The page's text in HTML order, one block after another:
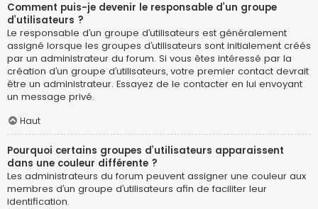
Comment puis-je devenir le responsable d’un groupe
d’utilisateurs ?
Le responsable d’un groupe d’utilisateurs est généralement
assigné lorsque les groupes d’utilisateurs sont initialement créés
par un administrateur du forum. Si vous êtes intéressé par la
création d’un groupe d’utilisateurs, votre premier contact devrait
être un administrateur. Essayez de le contacter en lui envoyant
un message privé.
Haut
Pourquoi certains groupes d’utilisateurs apparaissent
dans une couleur différente ?
Les administrateurs du forum peuvent assigner une couleur aux
membres d’un groupe d’utilisateurs afin de faciliter leur
identification.